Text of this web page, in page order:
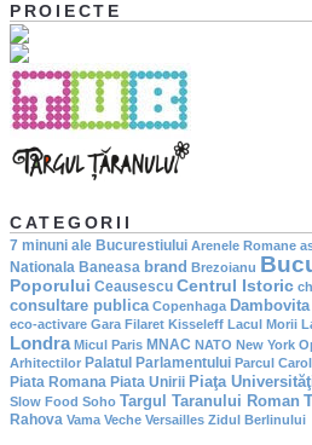
PROIECTE
CATEGORII
7 minuni ale Bucurestiului Arenele Romane
Nationala Baneasa brand Brezoianu
Poporului Ceausescu Centrul Istoric
consultare publica Copenhaga Dambovita
eco-activare Gara Filaret Kisseleff Lacul Morii
Londra Micul Paris MNAC NATO New York
Arhitectilor Palatul Parlamentului Parcul Carol
Piata Romana Piata Unirii Piaţa
Slow Food Soho Targul Taranului Roman
Rahova Vama Veche Versailles Zidul Berlinului